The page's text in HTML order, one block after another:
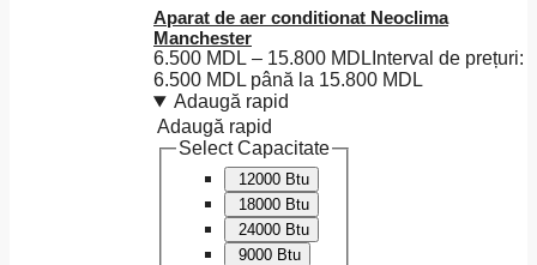
Aparat de aer conditionat Neoclima
Manchester
6.500 MDL – 15.800 MDL Interval de prețuri:
6.500 MDL până la 15.800 MDL
Adaugă rapid
Adaugă rapid
Select Capacitate
12000 Btu
18000 Btu
24000 Btu
9000 Btu